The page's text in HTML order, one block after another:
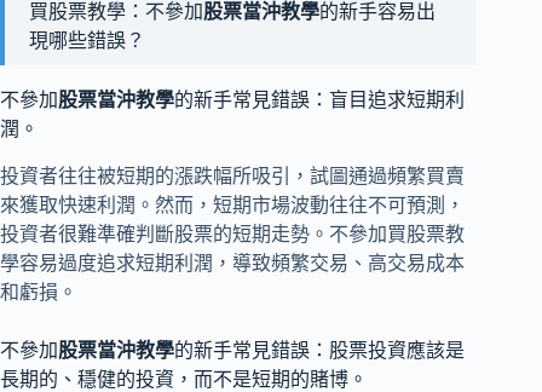
買股票教學：不參加股票當沖教學的新手容易出
現哪些錯誤？
不參加股票當沖教學的新手常見錯誤：盲目追求短期利
潤。
投資者往往被短期的漲跌幅所吸引，試圖通過頻繁買賣
來獲取快速利潤。然而，短期市場波動往往不可預測，
投資者很難準確判斷股票的短期走勢。不參加買股票教
學容易過度追求短期利潤，導致頻繁交易、高交易成本
和虧損。
不參加股票當沖教學的新手常見錯誤：股票投資應該是
長期的、穩健的投資，而不是短期的賭博。